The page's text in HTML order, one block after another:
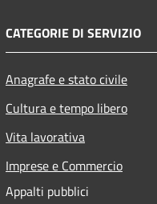
CATEGORIE DI SERVIZIO
Anagrafe e stato civile
Cultura e tempo libero
Vita lavorativa
Imprese e Commercio
Appalti pubblici